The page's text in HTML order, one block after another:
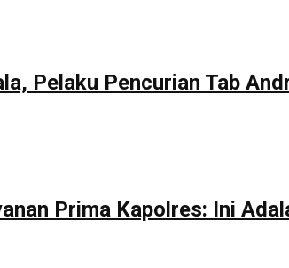
Pelaku Pencurian Tab
Prima Kapolres: Ini